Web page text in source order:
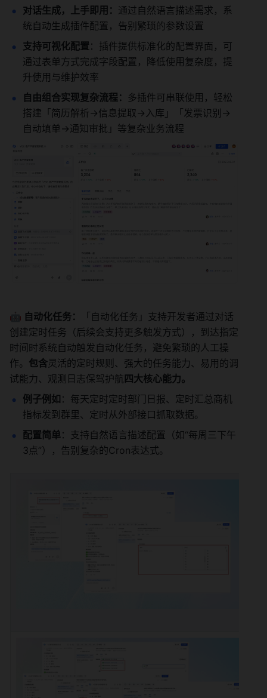
对话生成，上手即用： 通过自然语言描述需求，系
统自动生成插件配置，告别繁琐的参数设置
支持可视化配置 ：插件提供标准化的配置界面，可
通过表单方式完成字段配置，降低使用复杂度，提
升使用与维护效率
自由组合实现复杂流程： 多插件可串联使用，轻松
搭建「简历解析→信息提取→入库」「发票识别→
自动填单→通知审批」等复杂业务流程
🤖 自动化任务：
「自动化任务」支持开发者通过对话
创建定时任务（后续会支持更多触发方式），到达指定
时间时系统自动触发自动化任务，避免繁琐的人工操
作。 包含灵活的定时规则、强大的任务能力、易用的调
试能力、观测日志保驾护航四大核心能力。
例子例如 ：每天定时定时部门日报、定时汇总商机
指标发到群里、定时从外部接口抓取数据。
配置简单：支持自然语言描述配置（如“每周三下午
3点”），告别复杂的Cron表达式。